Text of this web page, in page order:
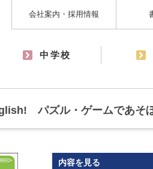
会社案内・採用情報
中学校
パズル・ゲームであそ
内容を見る